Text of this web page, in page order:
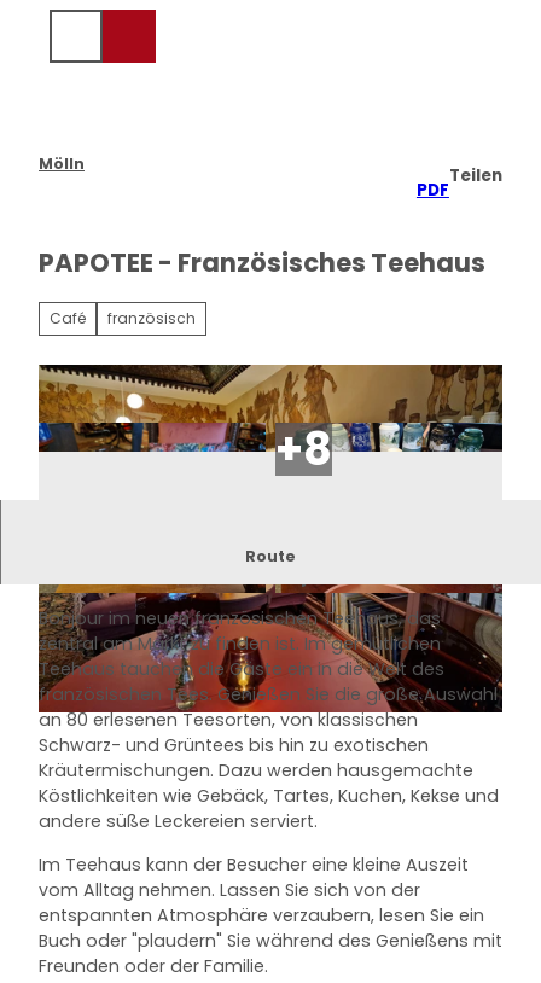
Mölln
PDF
Teilen
PAPOTEE - Französisches Teehaus
Café französisch
© Katrin Jester, Stadt Mölln | CC-BY-NC
© Katrin Jester, Stadt Mölln | CC-BY-NC © Katrin Jester, Stadt Mölln | CC-BY-NC
Route
Ob einen leckeren Tee, Cappuccino oder eine
Bonjour im neuen französischen Teehaus, das
zentral am Markt zu finden ist. Im gemütlichen
Teehaus tauchen die Gäste ein in die Welt des
französischen Tees. Genießen Sie die große Auswahl
an 80 erlesenen Teesorten, von klassischen
Schwarz- und Grüntees bis hin zu exotischen
Kräutermischungen. Dazu werden hausgemachte
Köstlichkeiten wie Gebäck, Tartes, Kuchen, Kekse und
andere süße Leckereien serviert.
Im Teehaus kann der Besucher eine kleine Auszeit
vom Alltag nehmen. Lassen Sie sich von der
entspannten Atmosphäre verzaubern, lesen Sie ein
Buch oder "plaudern" Sie während des Genießens mit
Freunden oder der Familie.